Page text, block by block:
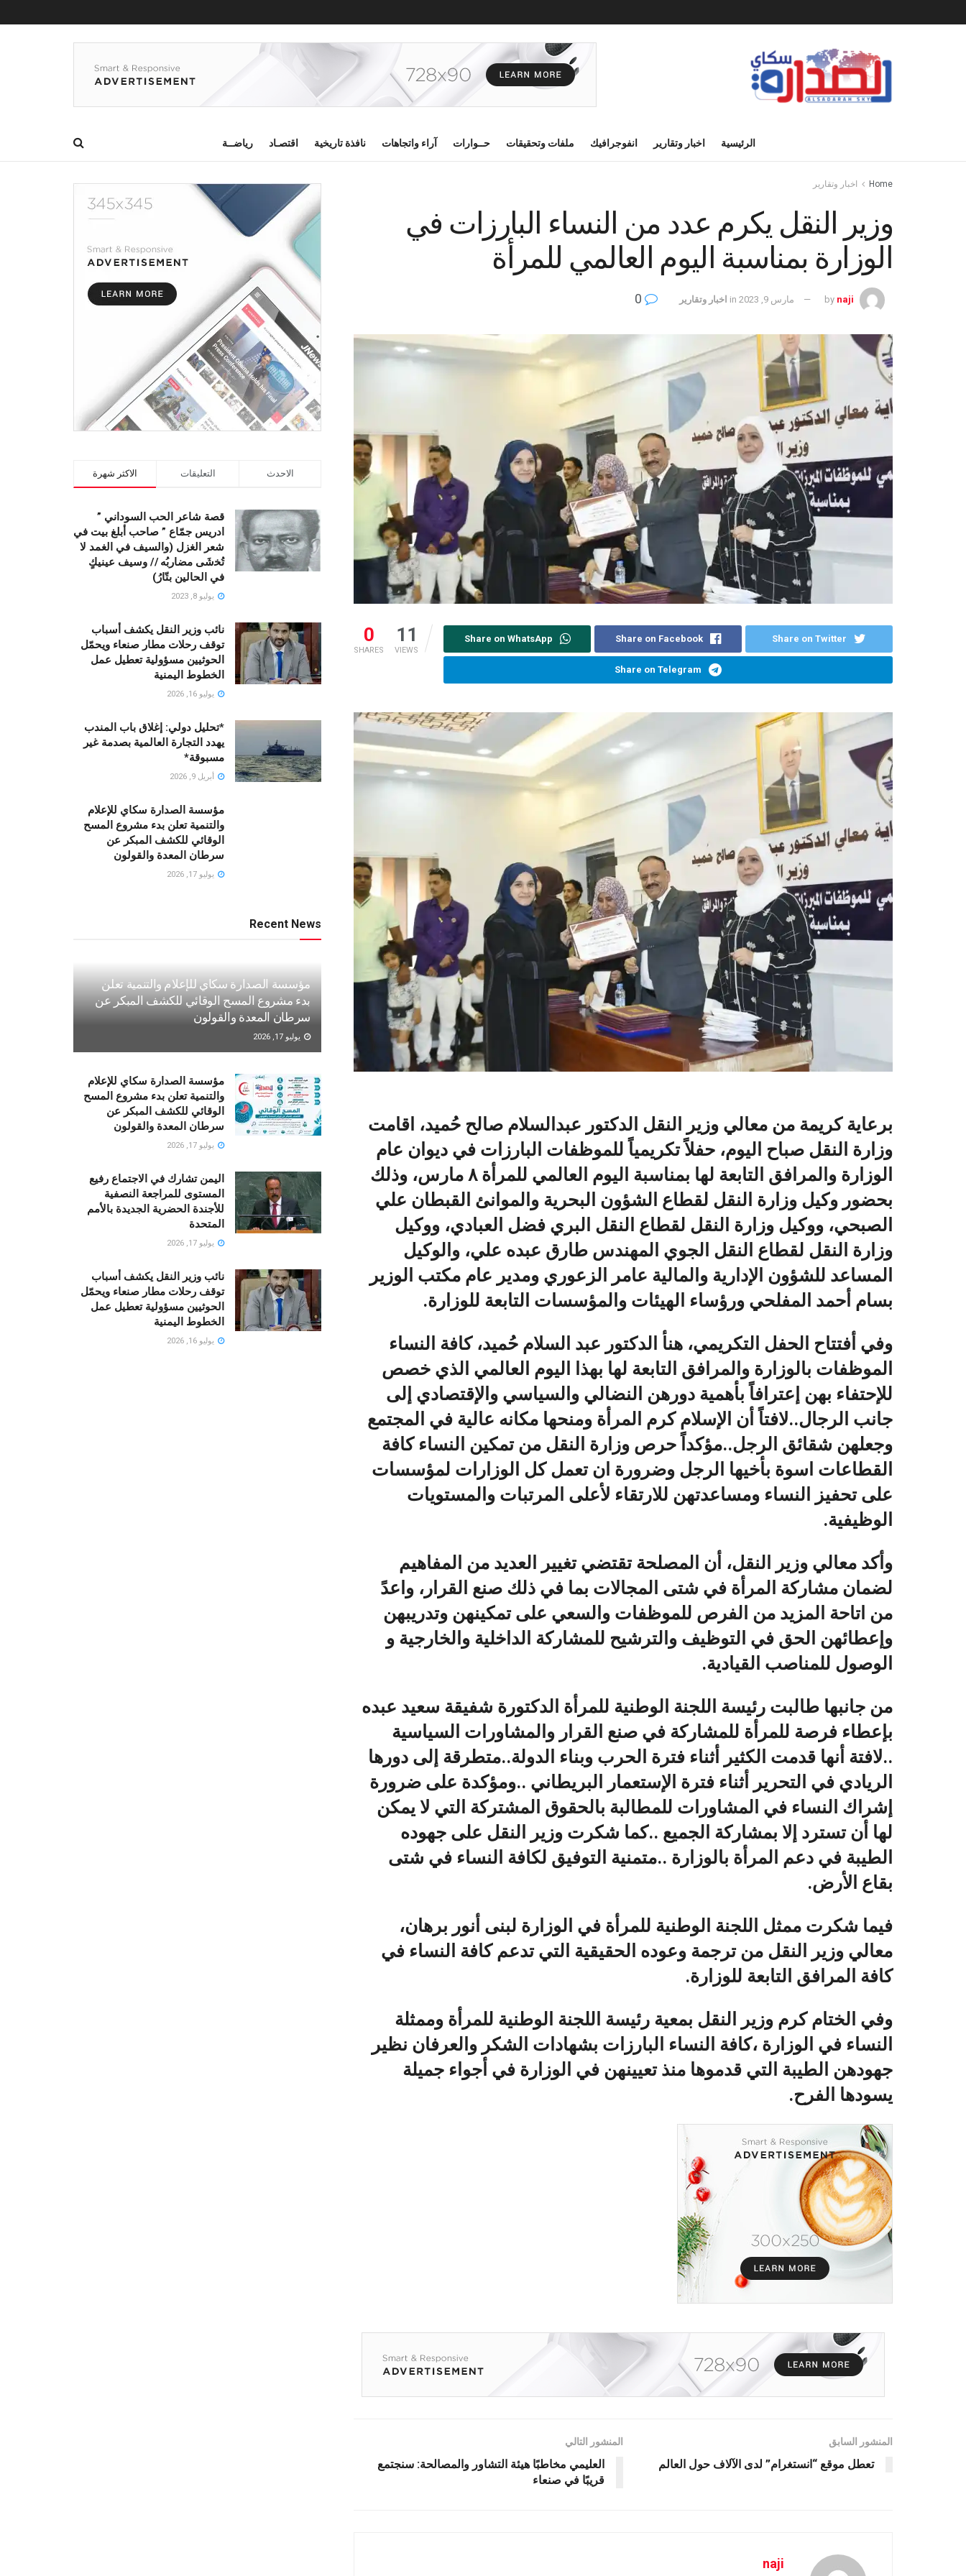
الرئيسية اخبار وتقارير انفوجرافيك ملفات وتحقيقات حــوارات آراء واتجاهات نافذة تاريخية اقتصـاد رياضــة
Home اخبار وتقارير
وزير النقل يكرم عدد من النساء البارزات في
الوزارة بمناسبة اليوم العالمي للمرأة
by naji مارس 9, 2023 in اخبار وتقارير
0
SHARES
11
VIEWS
Share on Twitter
Share on Facebook
Share on WhatsApp
Share on Telegram
برعاية كريمة من معالي وزير النقل الدكتور عبدالسلام صالح حُميد، اقامت
وزارة النقل صباح اليوم، حفلاً تكريمياً للموظفات البارزات في ديوان عام
الوزارة والمرافق التابعة لها بمناسبة اليوم العالمي للمرأة ٨ مارس، وذلك
بحضور وكيل وزارة النقل لقطاع الشؤون البحرية والموانئ القبطان علي
الصبحي، ووكيل وزارة النقل لقطاع النقل البري فضل العبادي، ووكيل
وزارة النقل لقطاع النقل الجوي المهندس طارق عبده علي، والوكيل
المساعد للشؤون الإدارية والمالية عامر الزعوري ومدير عام مكتب الوزير
بسام أحمد المفلحي ورؤساء الهيئات والمؤسسات التابعة للوزارة.
وفي أفتتاح الحفل التكريمي، هنأ الدكتور عبد السلام حُميد، كافة النساء
الموظفات بالوزارة والمرافق التابعة لها بهذا اليوم العالمي الذي خصص
للإحتفاء بهن إعترافاً بأهمية دورهن النضالي والسياسي والإقتصادي إلى
جانب الرجال..لافتاً أن الإسلام كرم المرأة ومنحها مكانه عالية في المجتمع
وجعلهن شقائق الرجل..مؤكداً حرص وزارة النقل من تمكين النساء كافة
القطاعات اسوة بأخيها الرجل وضرورة ان تعمل كل الوزارات لمؤسسات
على تحفيز النساء ومساعدتهن للارتقاء لأعلى المرتبات والمستويات
الوظيفية.
وأكد معالي وزير النقل، أن المصلحة تقتضي تغيير العديد من المفاهيم
لضمان مشاركة المرأة في شتى المجالات بما في ذلك صنع القرار، واعدً
من اتاحة المزيد من الفرص للموظفات والسعي على تمكينهن وتدريبهن
وإعطائهن الحق في التوظيف والترشيح للمشاركة الداخلية والخارجية و
الوصول للمناصب القيادية.
من جانبها طالبت رئيسة اللجنة الوطنية للمرأة الدكتورة شفيقة سعيد عبده
بإعطاء فرصة للمرأة للمشاركة في صنع القرار والمشاورات السياسية
..لافتة أنها قدمت الكثير أثناء فترة الحرب وبناء الدولة..متطرقة إلى دورها
الريادي في التحرير أثناء فترة الإستعمار البريطاني ..ومؤكدة على ضرورة
إشراك النساء في المشاورات للمطالبة بالحقوق المشتركة التي لا يمكن
لها أن تسترد إلا بمشاركة الجميع ..كما شكرت وزير النقل على جهوده
الطيبة في دعم المرأة بالوزارة ..متمنية التوفيق لكافة النساء في شتى
بقاع الأرض.
فيما شكرت ممثل اللجنة الوطنية للمرأة في الوزارة لبنى أنور برهان،
معالي وزير النقل من ترجمة وعوده الحقيقية التي تدعم كافة النساء في
كافة المرافق التابعة للوزارة.
وفي الختام كرم وزير النقل بمعية رئيسة اللجنة الوطنية للمرأة وممثلة
النساء في الوزارة ،كافة النساء البارزات بشهادات الشكر والعرفان نظير
جهودهن الطيبة التي قدموها منذ تعيينهن في الوزارة في أجواء جميلة
يسودها الفرح.
المنشور السابق
تعطل موقع “انستغرام” لدى الآلاف حول العالم
المنشور التالي
العليمي مخاطبًا هيئة التشاور والمصالحة: سنجتمع
قريبًا في صنعاء
naji
الاكثر شهرة التعليقات الاحدث
قصة شاعر الحب السوداني ”
ادريس جمّاع ” صاحب أبلغ بيت في
شعر الغزل (وﺍﻟﺴﻴﻒ ﻓﻲ الغمد ﻻ
ﺗُﺨشَى مضاربُه // ﻭﺳﻴﻒ ﻋﻴﻨﻴﻚٍ
ﻓﻲ ﺍﻟﺤﺎﻟﻴﻦ ﺑﺘّﺎﺭُ)
يوليو 8, 2023
نائب وزير النقل يكشف أسباب
توقف رحلات مطار صنعاء ويحمّل
الحوثيين مسؤولية تعطيل عمل
الخطوط اليمنية
يوليو 16, 2026
*تحليل دولي: إغلاق باب المندب
يهدد التجارة العالمية بصدمة غير
مسبوقة*
أبريل 9, 2026
مؤسسة الصدارة سكاي للإعلام
والتنمية تعلن بدء مشروع المسح
الوقائي للكشف المبكر عن
سرطان المعدة والقولون
يوليو 17, 2026
Recent News
مؤسسة الصدارة سكاي للإعلام والتنمية تعلن
بدء مشروع المسح الوقائي للكشف المبكر عن
سرطان المعدة والقولون
يوليو 17, 2026
مؤسسة الصدارة سكاي للإعلام
والتنمية تعلن بدء مشروع المسح
الوقائي للكشف المبكر عن
سرطان المعدة والقولون
يوليو 17, 2026
اليمن تشارك في الاجتماع رفيع
المستوى للمراجعة النصفية
للأجندة الحضرية الجديدة بالأمم
المتحدة
يوليو 17, 2026
نائب وزير النقل يكشف أسباب
توقف رحلات مطار صنعاء ويحمّل
الحوثيين مسؤولية تعطيل عمل
الخطوط اليمنية
يوليو 16, 2026